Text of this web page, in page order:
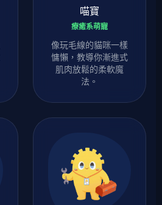
喵寶
療癒系萌寵
像玩毛線的貓咪一樣
慵懶，教導你漸進式
肌肉放鬆的柔軟魔
法。